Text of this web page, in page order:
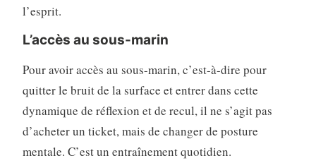
l’esprit.
L’accès au sous-marin
Pour avoir accès au sous-marin, c’est-à-dire pour
quitter le bruit de la surface et entrer dans cette
dynamique de réflexion et de recul, il ne s’agit pas
d’acheter un ticket, mais de changer de posture
mentale. C’est un entraînement quotidien.